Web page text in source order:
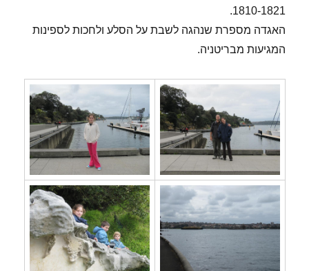
1810-1821.
האגדה מספרת שנהגה לשבת על הסלע ולחכות לספינות
המגיעות מבריטניה.